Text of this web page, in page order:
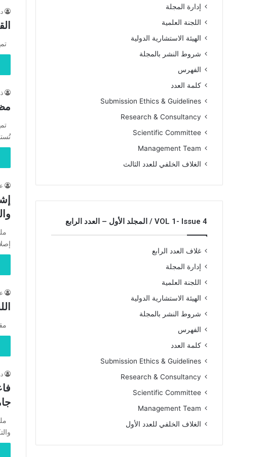
إدارة المجلة
اللجنة العلمية
الهيئة الاستشارية الدولية
شروط النشر بالمجلة
الفهرس
كلمة العدد
Submission Ethics & Guidelines
Research & Consultancy
Scientific Committee
Management Team
الغلاف الخلفي للعدد الثالث
VOL 1- Issue 4 / المجلد الأول – العدد الرابع
غلاف العدد الرابع
إدارة المجلة
اللجنة العلمية
الهيئة الاستشارية الدولية
شروط النشر بالمجلة
الفهرس
كلمة العدد
Submission Ethics & Guidelines
Research & Consultancy
Scientific Committee
Management Team
الغلاف الخلفي للعدد الأول